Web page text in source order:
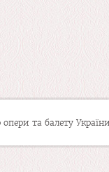
та балету